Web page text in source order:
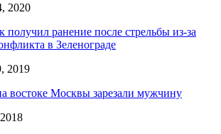
2020
получил ранение после стрельбы из-за
в Зеленограде
2019
востоке Москвы зарезали мужчину